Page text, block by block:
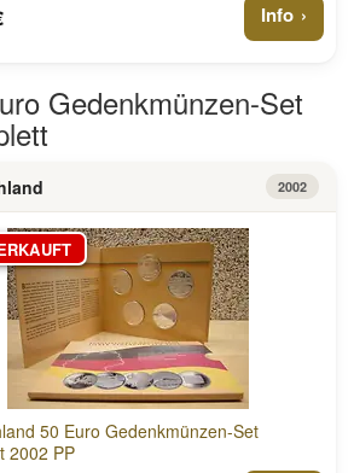
Info
Gedenkmünzen-Set
2002
50 Euro Gedenkmünzen-Set
2002 PP